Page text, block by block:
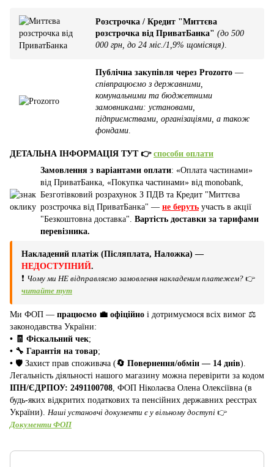
Розстрочка / Кредит "Миттєва
розстрочка від ПриватБанка" (до 500
000 грн, до 24 міс./1,9% щомісяця).
Публічна закупівля через Prozorro —
співпрацюємо з державними,
комунальними та бюджетними
замовниками: установами,
підприємствами, організаціями, а також
фондами
ДЕТАЛЬНА ІНФОРМАЦІЯ ТУТ 👉 способи оплати
Замовлення з варіантами оплати: «Оплата частинами»
від ПриватБанка, «Покупка частинами» від monobank,
Безготівковий розрахунок З ПДВ та Кредит "Миттєва
розстрочка від ПриватБанка" — не беруть участь в акції
"Безкоштовна доставка". Вартість доставки за тарифами
перевізника.
Накладений платіж (Післяплата, Наложка) —
НЕДОСТУПНИЙ.
❗ Чому ми НЕ відправляємо замовлення накладеним платежем? 👉
читайте тут
Ми ФОП — працюємо 💼 офіційно і дотримуємося всіх вимог ⚖️
законодавства України:
• 🧾 Фіскальний чек;
• 🔧 Гарантія на товар;
• 🛡️ Захист прав споживача (🔄 Повернення/обмін — 14 днів).
Легальність діяльності нашого магазину можна перевірити за кодом
ІПН/ЄДРПОУ: 2491100708 , ФОП Ніколаєва Олена Олексіївна (в
будь-яких відкритих податкових та пенсійних державних реєстрах
України). Наші установчі документи є у вільному доступі 👉
Документи ФОП